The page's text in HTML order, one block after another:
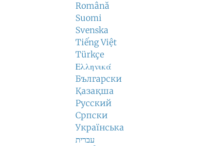
Română
Suomi
Svenska
Tiếng Việt
Türkçe
Ελληνικά
Български
Қазақша
Русский
Српски
Українська
עברית